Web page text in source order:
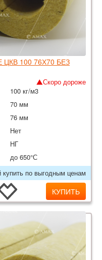
100 76Х70 БЕЗ
Скоро дороже
100 кг/м3
70 мм
76 мм
Нет
НГ
до 650°С
купить по выгодным ценам
КУПИТЬ